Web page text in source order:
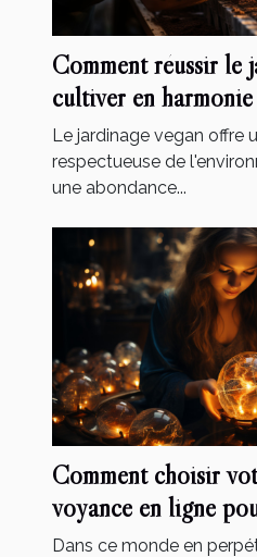
Comment réussir le
cultiver en
Le jardinage vegan offre
respectueuse de
une abondance...
Comment choisir
voyance en ligne
bien-être ?
Dans ce monde en